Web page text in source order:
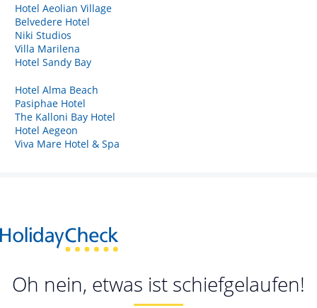
Hotel Aeolian Village
Belvedere Hotel
Niki Studios
Villa Marilena
Hotel Sandy Bay
Hotel Alma Beach
Pasiphae Hotel
The Kalloni Bay Hotel
Hotel Aegeon
Viva Mare Hotel & Spa
Oh nein, etwas ist schiefgelaufen!